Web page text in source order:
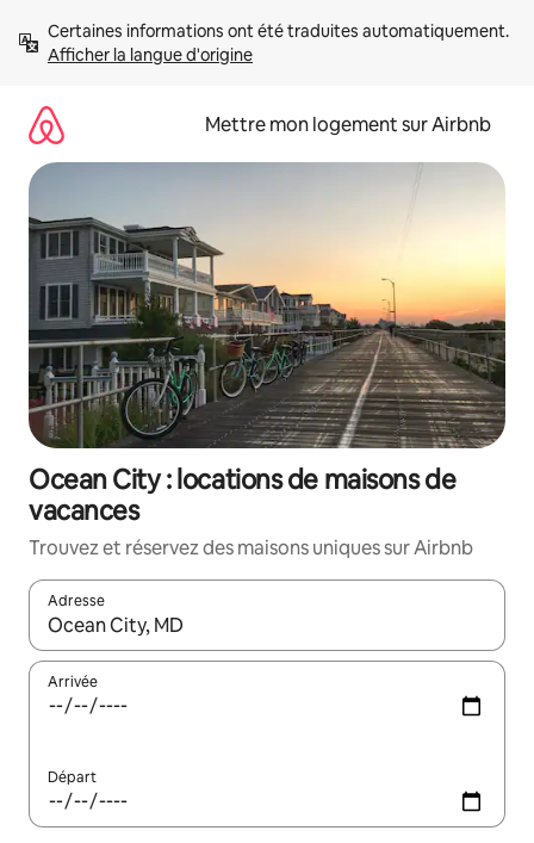
directement
Afficher la langue d'origine
Mettre mon logement sur Airbnb
Ocean City : locations de maisons de
vacances
Trouvez et réservez des maisons uniques sur Airbnb
Adresse
Lorsque les résultats s'affichent, utilisez les flèches vers le
Arrivée
Départ